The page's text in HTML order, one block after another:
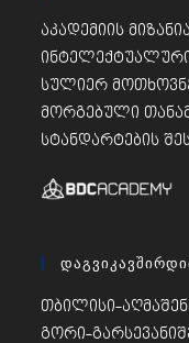
აკადემიის
სულიერ
მორგებული
სტანდარტების
თბილისი-
გორი-